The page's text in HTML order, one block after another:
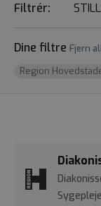
Filtrér:
Dine filtre Fjern
Region